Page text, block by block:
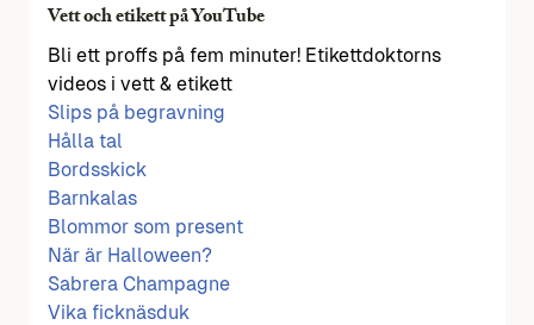
Vett och etikett på YouTube
Bli ett proffs på fem minuter! Etikettdoktorns
videos i vett & etikett
Slips på begravning
Hålla tal
Bordsskick
Barnkalas
Blommor som present
När är Halloween?
Sabrera Champagne
Vika ficknäsduk